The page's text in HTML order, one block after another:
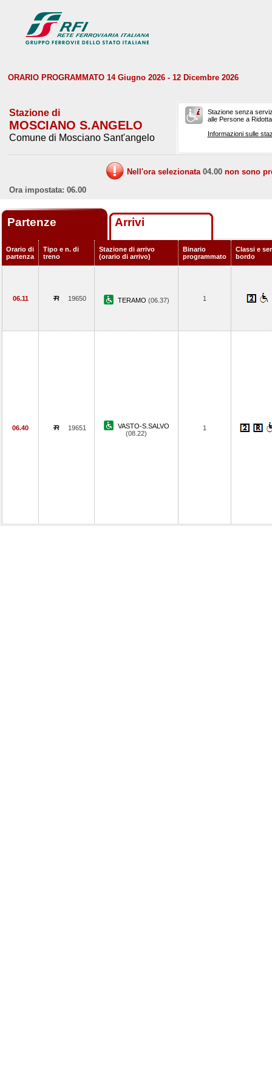
ORARIO PROGRAMMATO 14 Giugno 2026 - 12 Dicembre 2026
Stazione di
MOSCIANO S.ANGELO
Comune di Mosciano Sant'angelo
Stazione senza
alle Persone a
Informazioni sulle
Nell'ora selezionata 04.00 non sono
Ora impostata: 06.00
Partenze Arrivi
Orario di
partenza
Tipo e n. di
treno
Stazione di arrivo
(orario di arrivo)
Binario
programmato
Classi e
bordo
06.11 19650 TERAMO (06.37) 1
06.40 19651
VASTO-S.SALVO
(08.22)
1